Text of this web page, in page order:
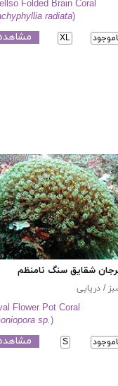
Folded Brain Coral
radiata)
XL
شقایق سنگ نامنظم
/ دریایی
Flower Pot Coral
sp.)
S